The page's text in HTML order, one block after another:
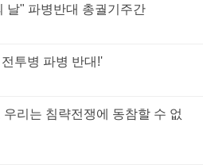
날" 파병반대 총궐기주간
투병 파병 반대!'
리는 침략전쟁에 동참할 수 없